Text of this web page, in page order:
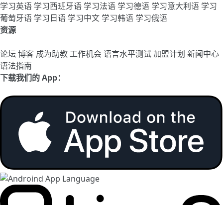
学习英语 学习西班牙语 学习法语 学习德语 学习意大利语 学习
葡萄牙语 学习日语 学习中文 学习韩语 学习俄语
资源
论坛 博客 成为助教工作机会语言水平测试加盟计划 新闻中心
语法指南
下载我们的 App：